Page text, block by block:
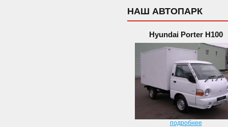
НАШ АВТОПАРК
Hyundai Porter H100
подробнее